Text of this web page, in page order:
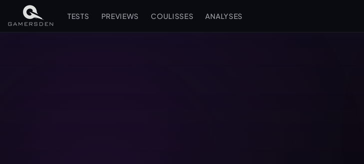
TESTS PREVIEWS COULISSES ANALYSES